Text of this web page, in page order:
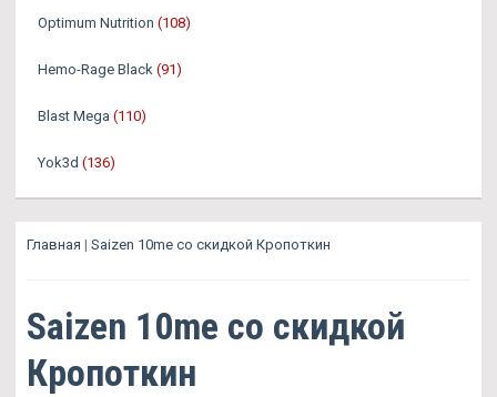
Optimum Nutrition (108)
Hemo-Rage Black (91)
Blast Mega (110)
Yok3d (136)
Главная | Saizen 10me со скидкой Кропоткин
Saizen 10me со скидкой
Кропоткин